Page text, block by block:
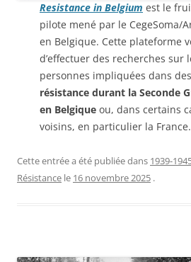
Resistance in Belgium est le
pilote mené par le CegeSoma/
en Belgique. Cette plateforme
d’effectuer des recherches sur
personnes impliquées dans des
résistance durant la Seconde
en Belgique ou, dans certains
voisins, en particulier la France.
Cette entrée a été publiée dans 1939-
Résistance le 16 novembre 2025 .